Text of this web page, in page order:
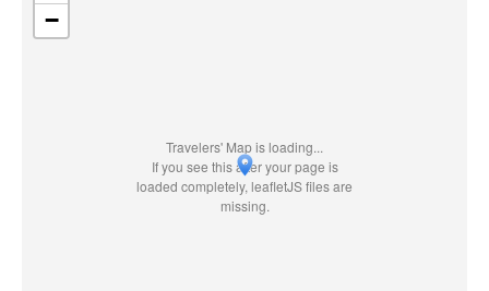
Travelers' Map is loading...
If you see this after your page is
loaded completely, leafletJS files are
missing.
−